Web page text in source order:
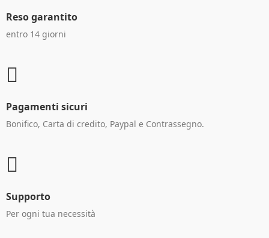
Reso garantito
entro 14 giorni
Pagamenti sicuri
Bonifico, Carta di credito, Paypal e Contrassegno.
Supporto
Per ogni tua necessità